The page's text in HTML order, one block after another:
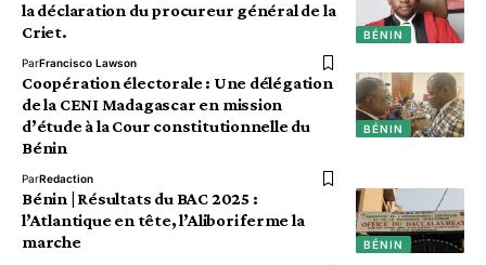
BÉNIN
la déclaration du procureur général de la
Criet.
ParFrancisco Lawson
BÉNIN
Coopération électorale : Une délégation
de la CENI Madagascar en mission
d’étude à la Cour constitutionnelle du
Bénin
ParRedaction
BÉNIN
Bénin | Résultats du BAC 2025 :
l’Atlantique en tête, l’Alibori ferme la
marche